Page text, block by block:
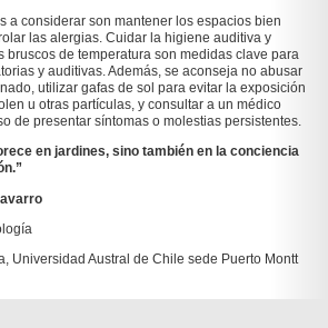
a considerar son mantener los espacios bien
las alergias. Cuidar la higiene auditiva y
bruscos de temperatura son medidas clave para
y auditivas. Además, se aconseja no abusar
utilizar gafas de sol para evitar la exposición
u otras partículas, y consultar a un médico
de presentar síntomas o molestias persistentes.
en jardines, sino también en la conciencia
Universidad Austral de Chile sede Puerto Montt